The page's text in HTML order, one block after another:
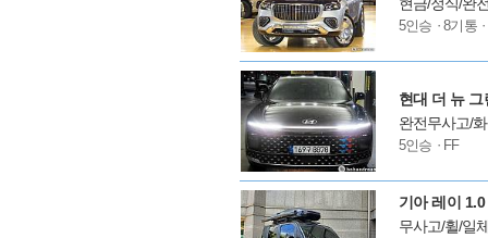
모
5인승 8기통
현대 더 뉴
완전무사고/
모
5인승 FF
기아 레이
무사고/휠/일